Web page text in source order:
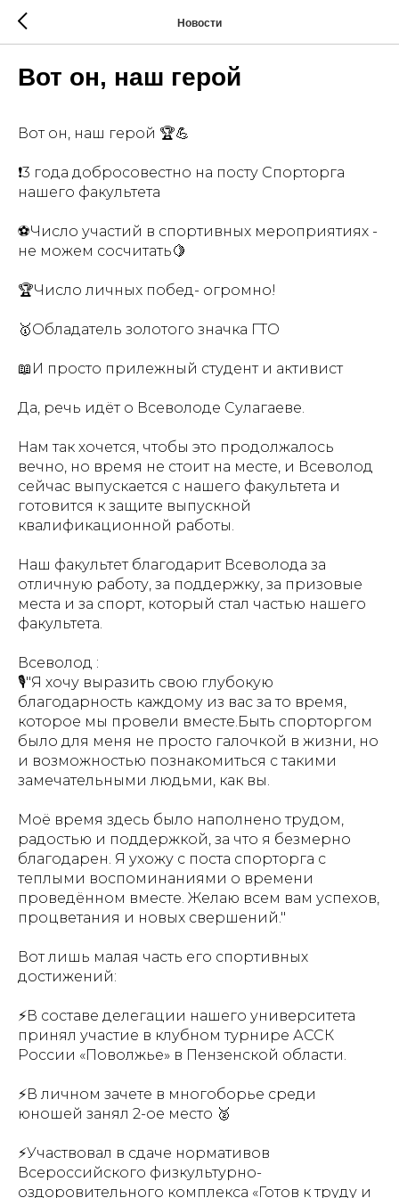
Новости
Вот он, наш герой
Вот он, наш герой 🏆💪
❗3 года добросовестно на посту Спорторга
нашего факультета
⚽Число участий в спортивных мероприятиях -
не можем сосчитать🍋
🏆Число личных побед- огромно!
🥇Обладатель золотого значка ГТО
📖И просто прилежный студент и активист
Да, речь идёт о Всеволоде Сулагаеве.
Нам так хочется, чтобы это продолжалось
вечно, но время не стоит на месте, и Всеволод
сейчас выпускается с нашего факультета и
готовится к защите выпускной
квалификационной работы.
Наш факультет благодарит Всеволода за
отличную работу, за поддержку, за призовые
места и за спорт, который стал частью нашего
факультета.
Всеволод :
🎙"Я хочу выразить свою глубокую
благодарность каждому из вас за то время,
которое мы провели вместе.Быть спорторгом
было для меня не просто галочкой в жизни, но
и возможностью познакомиться с такими
замечательными людьми, как вы.
Моё время здесь было наполнено трудом,
радостью и поддержкой, за что я безмерно
благодарен. Я ухожу с поста спорторга с
теплыми воспоминаниями о времени
проведённом вместе. Желаю всем вам успехов,
процветания и новых свершений."
Вот лишь малая часть его спортивных
достижений:
⚡В составе делегации нашего университета
принял участие в клубном турнире АССК
России «Поволжье» в Пензенской области.
⚡В личном зачете в многоборье среди
юношей занял 2-ое место 🥈
⚡Участвовал в сдаче нормативов
Всероссийского физкультурно-
оздоровительного комплекса «Готов к труду и